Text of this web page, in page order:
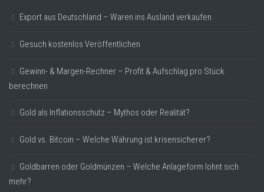
Export aus Deutschland – Waren ins Ausland verkaufen
Gesuch kostenlos Veröffentlichen
Gewinn- & Margen-Rechner – Profit & Aufschlag pro Stück
berechnen
Gold als Inflationsschutz – Mythos oder Realität?
Gold vs. Bitcoin – Welche Währung ist krisensicherer?
Goldbarren oder Goldmünzen – Welche Anlageform lohnt sich
mehr?